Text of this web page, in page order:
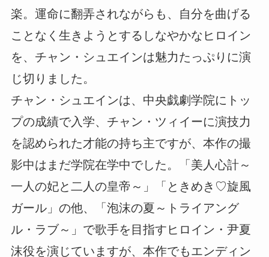
楽。運命に翻弄されながらも、自分を曲げる
ことなく生きようとするしなやかなヒロイン
を、チャン・シュエインは魅力たっぷりに演
じ切りました。
チャン・シュエインは、中央戯劇学院にトッ
プの成績で入学、チャン・ツィイーに演技力
を認められた才能の持ち主ですが、本作の撮
影中はまだ学院在学中でした。「美人心計～
一人の妃と二人の皇帝～」「ときめき♡旋風
ガール」の他、「泡沫の夏～トライアング
ル・ラブ～」で歌手を目指すヒロイン・尹夏
沫役を演じていますが、本作でもエンディン